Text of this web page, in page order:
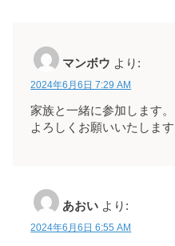
マンボウ より:
2024年6月6日 7:29 AM
家族と一緒に参加します。
よろしくお願いいたします
あおい より:
2024年6月6日 6:55 AM